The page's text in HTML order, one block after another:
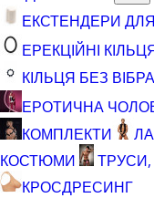
ЕКСТЕНДЕРИ ДЛЯ
ЕРЕКЦІЙНІ
КІЛЬЦЯ БЕЗ
ЕРОТИЧНА
КОМПЛЕКТИ
КОСТЮМИ
КРОСДРЕСИНГ